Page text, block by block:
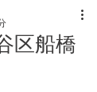
区船橋